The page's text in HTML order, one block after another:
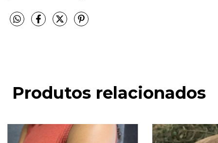
Produtos relacionados